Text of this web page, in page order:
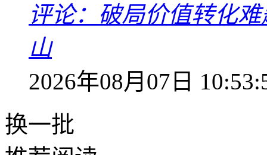
评论：破局价值转化
山
2026年08月07日
换一批